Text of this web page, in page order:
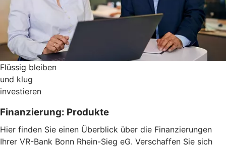
Flüssig bleiben
und klug
investieren
Finanzierung: Produkte
Hier finden Sie einen Überblick über die Finanzierungen
Ihrer VR-Bank Bonn Rhein-Sieg eG. Verschaffen Sie sich